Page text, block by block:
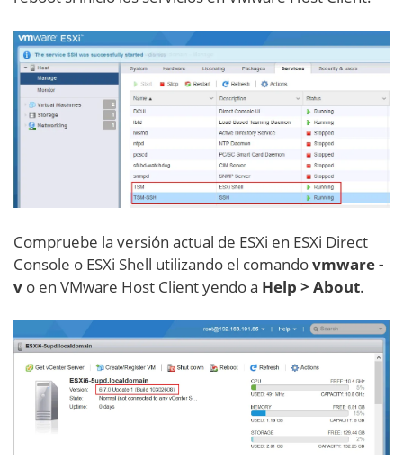
Compruebe la versión actual de ESXi en ESXi Direct
Console o ESXi Shell utilizando el comandovmware -
v o en VMware Host Client yendo a Help > About.